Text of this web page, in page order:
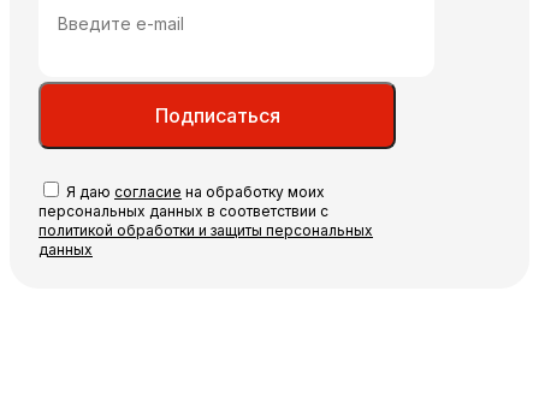
Подписаться
Я даю согласие на обработку моих
персональных данных в соответствии с
политикой обработки и защиты персональных
данных